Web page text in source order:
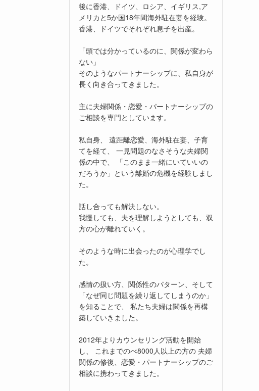
後に香港、ドイツ、ロシア、イギリス,ア
メリカと5か国18年間海外駐在妻を経験。
香港、ドイツでそれぞれ息子を出産。
「頭では分かっているのに、関係が変わら
ない」
そのようなパートナーシップに、私自身が
長く向き合ってきました。
主に夫婦関係・恋愛・パートナーシップの
ご相談を専門としています。
私自身、 遠距離恋愛、海外駐在妻、子育
てを経て、 一見問題のなさそうな夫婦関
係の中で、 「このまま一緒にいていいの
だろうか」という離婚の危機を経験しまし
た。
話し合っても解決しない。
我慢しても、夫を理解しようとしても、双
方の心が離れていく。
そのような時に出会ったのが心理学でし
た。
感情の扱い方、関係性のパターン、そして
「なぜ同じ問題を繰り返してしまうのか」
を知ることで、 私たち夫婦は関係を再構
築していきました。
2012年よりカウンセリング活動を開始
し、 これまでのべ8000人以上の方の 夫婦
関係の修復、恋愛・パートナーシップのご
相談に携わってきました。